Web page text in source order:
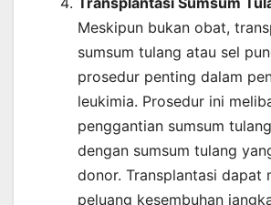
Meskipun bukan obat,
sumsum tulang atau sel
prosedur penting dalam
leukimia. Prosedur ini
penggantian sumsum
dengan sumsum tulang
donor. Transplantasi dapat
peluang kesembuhan